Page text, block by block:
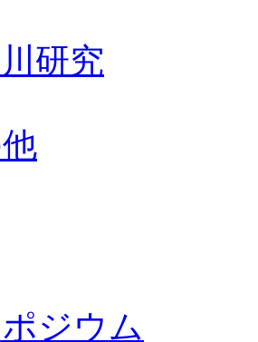
研究
ジウム